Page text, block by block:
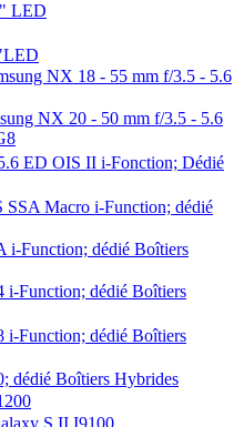
LED
NX 18 - 55 mm f/3.5 - 5.6
NX 20 - 50 mm f/3.5 - 5.6
ED OIS II i-Fonction; Dédié
Macro i-Function; dédié
i-Function; dédié Boîtiers
i-Function; dédié Boîtiers
i-Function; dédié Boîtiers
dédié Boîtiers Hybrides
S II I9100